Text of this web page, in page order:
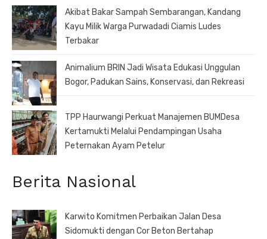
Akibat Bakar Sampah Sembarangan, Kandang
Kayu Milik Warga Purwadadi Ciamis Ludes
Terbakar
Animalium BRIN Jadi Wisata Edukasi Unggulan
Bogor, Padukan Sains, Konservasi, dan Rekreasi
TPP Haurwangi Perkuat Manajemen BUMDesa
Kertamukti Melalui Pendampingan Usaha
Peternakan Ayam Petelur
Berita Nasional
Karwito Komitmen Perbaikan Jalan Desa
Sidomukti dengan Cor Beton Bertahap